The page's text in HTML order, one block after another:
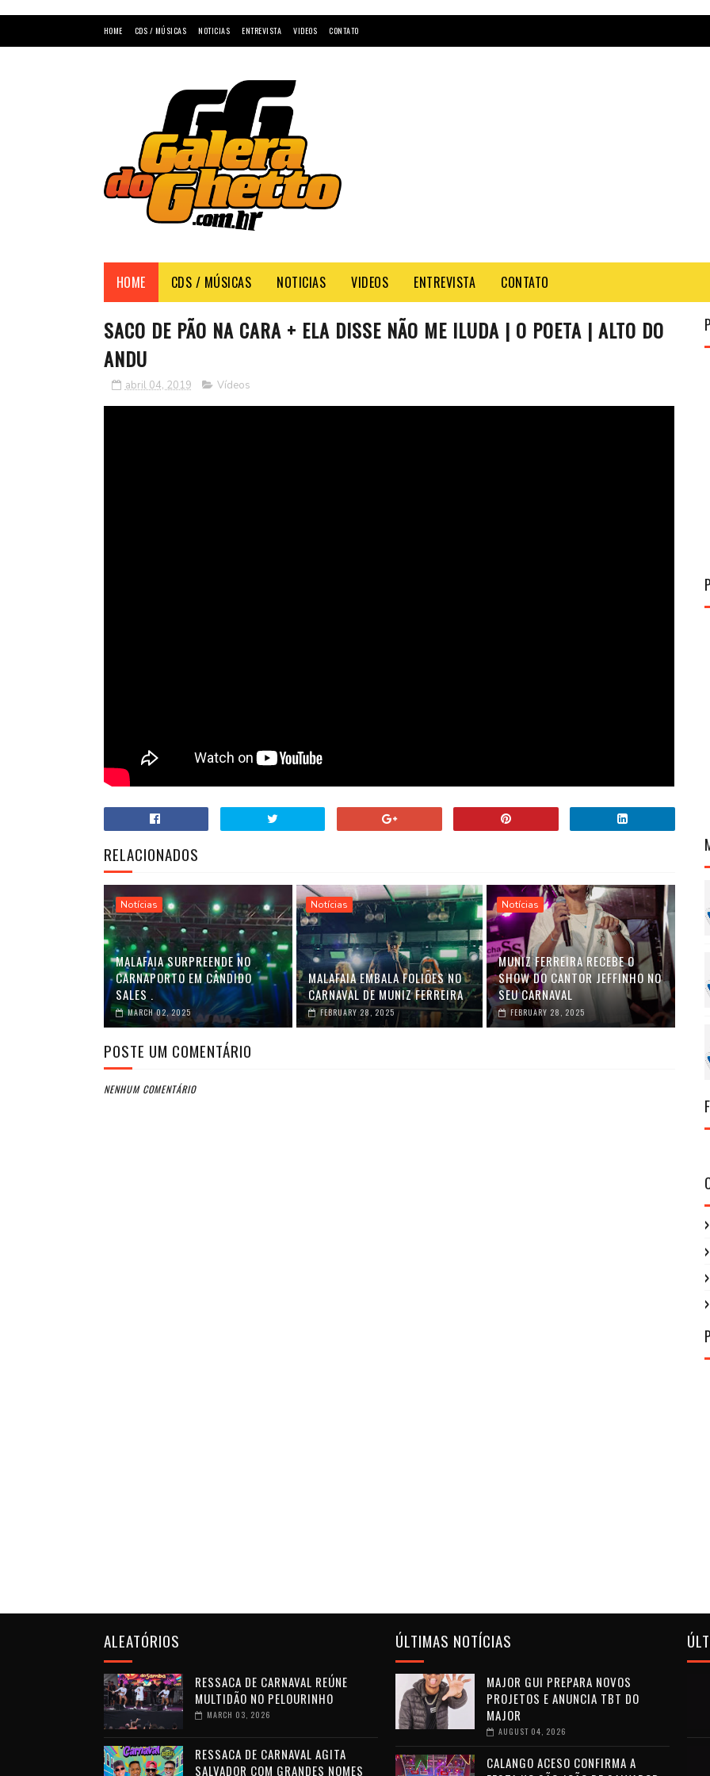
HOME CDS / MÚSICAS NOTICIAS ENTREVISTA VIDEOS CONTATO
HOME CDS / MÚSICAS NOTICIAS VIDEOS ENTREVISTA CONTATO
SACO DE PÃO NA CARA + ELA DISSE NÃO ME ILUDA | O POETA | ALTO DO
ANDU
abril 04, 2019 Vídeos
RELACIONADOS
Notícias
MALAFAIA SURPREENDE NO
CARNAPORTO EM CÂNDIDO
SALES .
MARCH 02, 2025
Notícias
MALAFAIA EMBALA FOLIÕES NO
CARNAVAL DE MUNIZ FERREIRA
FEBRUARY 28, 2025
Notícias
MUNIZ FERREIRA RECEBE O
SHOW DO CANTOR JEFFINHO NO
SEU CARNAVAL
FEBRUARY 28, 2025
POSTE UM COMENTÁRIO
NENHUM COMENTÁRIO
ALEATÓRIOS
RESSACA DE CARNAVAL REÚNE
MULTIDÃO NO PELOURINHO
MARCH 03, 2026
RESSACA DE CARNAVAL AGITA
SALVADOR COM GRANDES NOMES
ÚLTIMAS NOTÍCIAS
MAJOR GUI PREPARA NOVOS
PROJETOS E ANUNCIA TBT DO
MAJOR
AUGUST 04, 2026
CALANGO ACESO CONFIRMA A